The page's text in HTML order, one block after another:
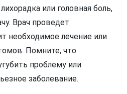
или головная боль,
Врач проведет
необходимое лечение или
Помните, что
проблему или
заболевание.